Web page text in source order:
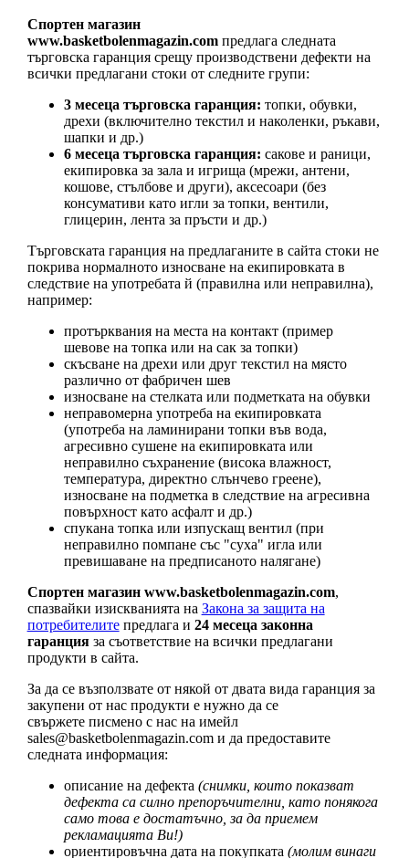
Спортен магазин
www.basketbolenmagazin.comпредлага следната
търговска гаранция срещу производствени дефекти на
всички предлагани стоки от следните групи:
3 месеца търговска гаранция: топки, обувки,
дрехи (включително текстил и наколенки, ръкави,
шапки и др.)
6 месеца търговска гаранция: сакове и раници,
екипировка за зала и игрища (мрежи, антени,
кошове, стълбове и други), аксесоари (без
консумативи като игли за топки, вентили,
глицерин, лента за пръсти и др.)
Търговската гаранция на предлаганите в сайта стоки не
покрива нормалното износване на екипировката в
следствие на употребата й (правилна или неправилна),
например:
протърквания на места на контакт (пример
шевове на топка или на сак за топки)
скъсване на дрехи или друг текстил на място
различно от фабричен шев
износване на стелката или подметката на обувки
неправомерна употреба на екипировката
(употреба на ламинирани топки във вода,
агресивно сушене на екипировката или
неправилно съхранение (висока влажност,
температура, директно слънчево греене),
износване на подметка в следствие на агресивна
повърхност като асфалт и др.)
спукана топка или изпускащ вентил (при
неправилно помпане със "суха" игла или
превишаване на предписаното налягане)
Спортен магазин www.basketbolenmagazin.com,
спазвайки изискванията на Закона за защита на
потребителитепредлага и 24 месеца законна
гаранцияза съответствие на всички предлагани
продукти в сайта.
За да се възползвате от някой от двата вида гаранция за
закупени от нас продукти е нужно да се
свържете писмено с нас на имейл
sales@basketbolenmagazin.comи да предоставите
следната информация:
описание на дефекта (снимки, които показват
дефекта са силно препоръчителни, като понякога
само това е достатъчно, за да приемем
рекламацията Ви!)
ориентировъчна дата на покупката (молим винаги